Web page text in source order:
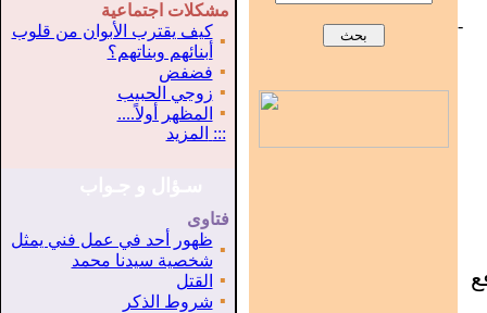
مشكلات اجتماعية
▪
كيف يقترب الأبوان من قلوب
أبنائهم وبناتهم؟
▪ فضفض
▪ زوجي الحبيب
▪
المظهر أولاً....
::: المزيد
فتاوى
▪
ظهور أحد في عمل فني يمثل
شخصية سيدنا محمد
▪
القتل
▪ شروط الذكر
-